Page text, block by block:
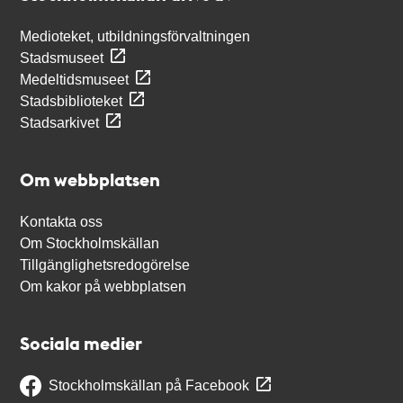
Medioteket, utbildningsförvaltningen
Stadsmuseet
Medeltidsmuseet
Stadsbiblioteket
Stadsarkivet
Om webbplatsen
Kontakta oss
Om Stockholmskällan
Tillgänglighetsredogörelse
Om kakor på webbplatsen
Sociala medier
Stockholmskällan på Facebook